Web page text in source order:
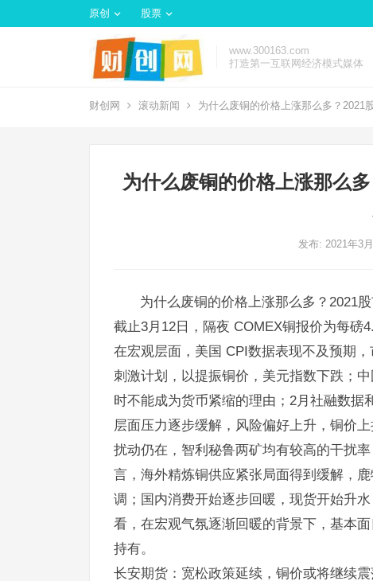
原创 股票
www.300163.com
打造第一互联网经济模式媒体
财创网 滚动新闻 为什么废铜的价格上涨那么多？2021
为什么废铜的价格上涨那么
发布: 2021年3
为什么废铜的价格上涨那么多？2021
截止3月12日，隔夜 COMEX铜报价为每磅
在宏观层面，美国 CPI数据表现不及预期
刺激计划，以提振铜价，美元指数下跌；
时不能成为货币紧缩的理由；2月社融数
层面压力逐步缓解，风险偏好上升，铜价
扰动仍在，智利秘鲁两矿均有较高的干扰
言，海外精炼铜供应紧张局面得到缓解，
调；国内消费开始逐步回暖，现货开始升
看，在宏观气氛逐渐回暖的背景下，基本
持有。
长安期货：宽松政策延续，铜价或将继续